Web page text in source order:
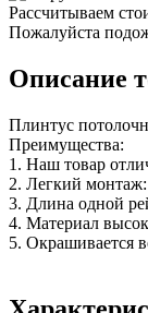
Рассчитываем
Пожалуйста
Описание
Плинтус
Преимущества:
1. Наш товар
2. Легкий монтаж:
3. Длина одной
4. Материал
5. Окрашивается